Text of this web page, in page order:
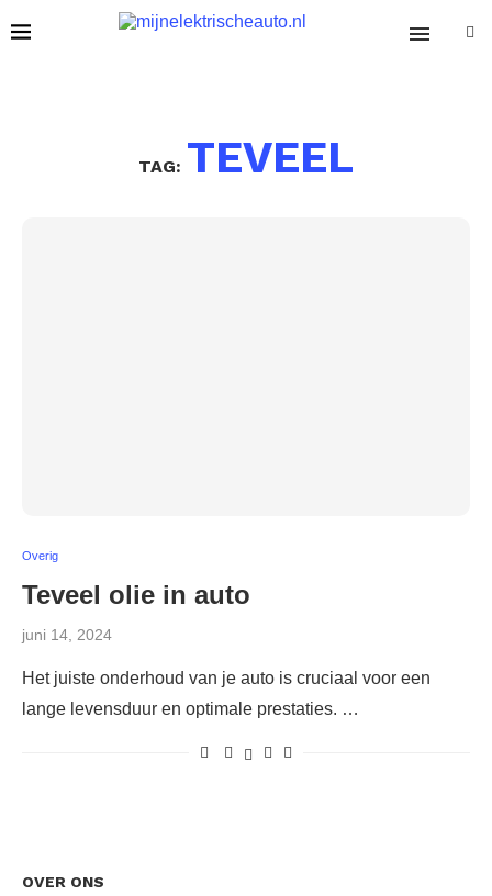
TAG: TEVEEL
Overig
Teveel olie in auto
juni 14, 2024
Het juiste onderhoud van je auto is cruciaal voor een
lange levensduur en optimale prestaties. …
OVER ONS